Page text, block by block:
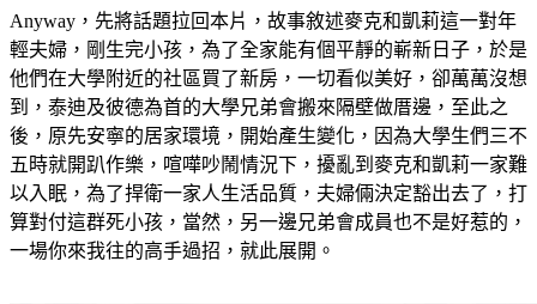
Anyway，先將話題拉回本片，故事敘述麥克和凱莉這一對年
輕夫婦，剛生完小孩，為了全家能有個平靜的嶄新日子，於是
他們在大學附近的社區買了新房，一切看似美好，卻萬萬沒想
到，泰迪及彼德為首的大學兄弟會搬來隔壁做厝邊，至此之
後，原先安寧的居家環境，開始產生變化，因為大學生們三不
五時就開趴作樂，喧嘩吵鬧情況下，擾亂到麥克和凱莉一家難
以入眠，為了捍衛一家人生活品質，夫婦倆決定豁出去了，打
算對付這群死小孩，當然，另一邊兄弟會成員也不是好惹的，
一場你來我往的高手過招，就此展開。